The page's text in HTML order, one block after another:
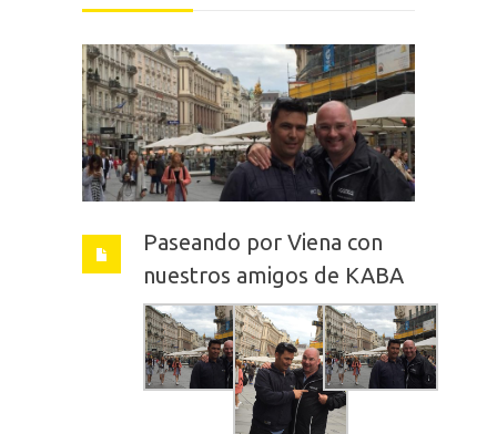
Paseando por Viena con
nuestros amigos de KABA